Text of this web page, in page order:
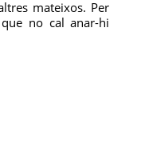
mateixos. Per
no cal anar-hi